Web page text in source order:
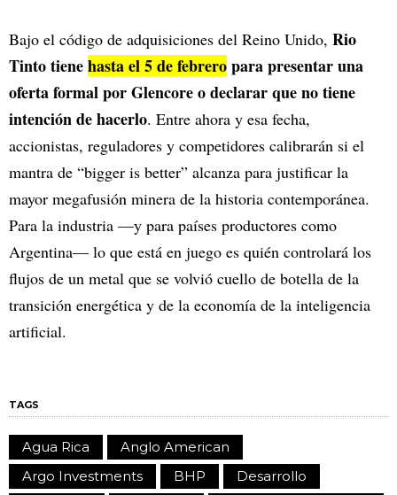
Bajo el código de adquisiciones del Reino Unido, Rio
Tinto tienehasta el 5 de febreropara presentar una
oferta formal por Glencore o declarar que no tiene
intención de hacerlo. Entre ahora y esa fecha,
accionistas, reguladores y competidores calibrarán si el
mantra de “bigger is better” alcanza para justificar la
mayor megafusión minera de la historia contemporánea.
Para la industria —y para países productores como
Argentina— lo que está en juego es quién controlará los
flujos de un metal que se volvió cuello de botella de la
transición energética y de la economía de la inteligencia
artificial.
TAGS
Agua Rica
Anglo American
Argo Investments
BHP
Desarrollo